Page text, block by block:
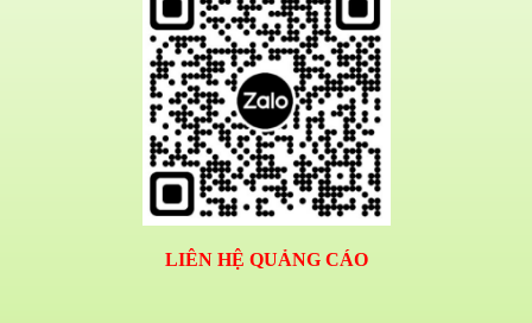
LIÊN HỆ QUẢNG CÁO